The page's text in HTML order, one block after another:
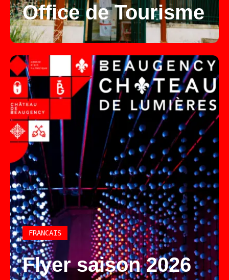
Office de Tourisme
FRANCAIS
Flyer saison 2026